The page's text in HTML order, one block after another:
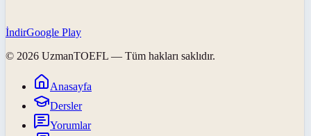
İndirGoogle Play
© 2026 UzmanTOEFL — Tüm hakları saklıdır.
Anasayfa
Dersler
Yorumlar